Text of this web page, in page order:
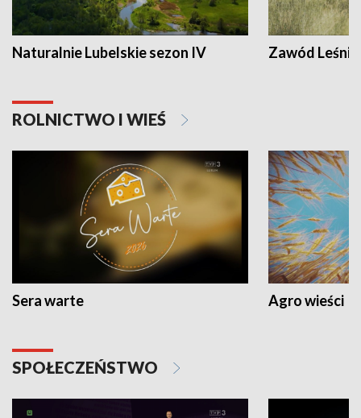
Naturalnie Lubelskie sezon IV Zawód Leśnik
ROLNICTWO I WIEŚ
Sera warte Agro wieści
SPOŁECZEŃSTWO